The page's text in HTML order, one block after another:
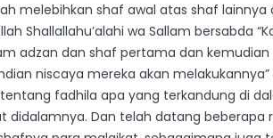
melebihkan shaf awal atas shaf
Shallallahu’alahi wa Sallam bersabda
adzan dan shaf pertama dan
niscaya mereka akan melakukannya”
fadhila apa yang terkandung di
didalamnya. Dan telah datang beberapa